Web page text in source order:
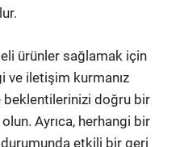
ürünler sağlamak için
ve iletişim kurmanız
beklentilerinizi doğru bir
Ayrıca, herhangi bir
etkili bir geri